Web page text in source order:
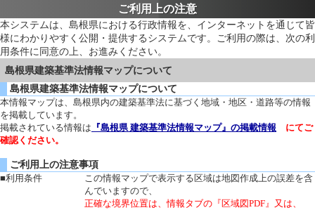
ご利用上の注意
本システムは、島根県における行政情報を、インターネットを通じて皆
様にわかりやすく公開・提供するシステムです。ご利用の際は、次の利
用条件に同意の上、お進みください。
島根県建築基準法情報マップについて
島根県建築基準法情報マップについて
本情報マップは、島根県内の建築基準法に基づく地域・地区・道路等の情報
を掲載しています。
掲載されている情報は 『島根県 建築基準法情報マップ』の掲載情報 にてご
確認ください。
ご利用上の注意事項
■利用条件
この情報マップで表示する区域は地図作成上の誤差を含
んでいますので、
正確な境界位置は、情報タブの『区域図PDF』又は、